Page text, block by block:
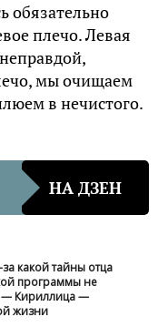
обязательно
плечо. Левая
мы очищаем
в нечистого.
НА ДЗЕН
какой тайны отца
программы не
— Кириллица —
жизни